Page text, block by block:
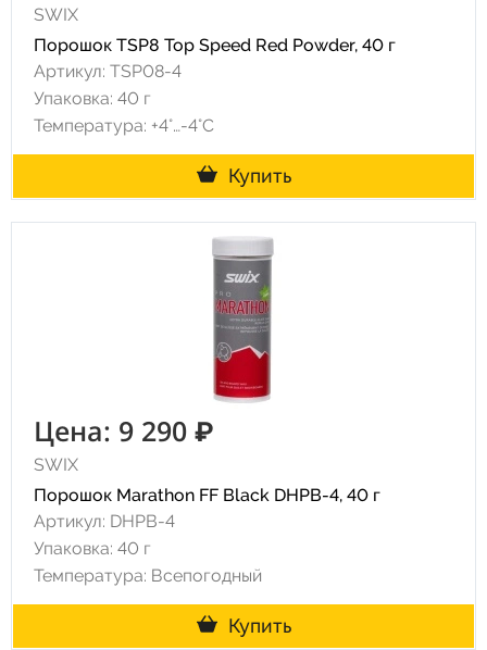
SWIX
Порошок TSP8 Top Speed Red Powder, 40 г
Артикул: TSP08-4
Упаковка: 40 г
Температура: +4°…-4°C
Купить
Цена: 9 290 ₽
SWIX
Порошок Marathon FF Black DHPB-4, 40 г
Артикул: DHPB-4
Упаковка: 40 г
Температура: Всепогодный
Купить